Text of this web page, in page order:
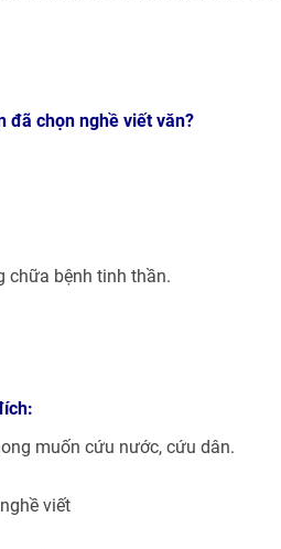
đã chọn nghề viết văn?
chữa bệnh tinh thần.
muốn cứu nước, cứu dân.
viết